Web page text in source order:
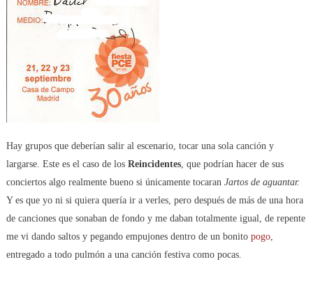
Hay grupos que deberían salir al escenario, tocar una sola canción y
largarse. Este es el caso de los Reincidentes, que podrían hacer de sus
conciertos algo realmente bueno si únicamente tocaran Jartos de aguantar.
Y es que yo ni si quiera quería ir a verles, pero después de más de una hora
de canciones que sonaban de fondo y me daban totalmente igual, de repente
me vi dando saltos y pegando empujones dentro de un bonito pogo,
entregado a todo pulmón a una canción festiva como pocas.